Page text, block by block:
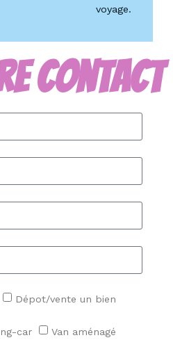
voyage.
Contact
Dépot/vente un bien
car
Van aménagé